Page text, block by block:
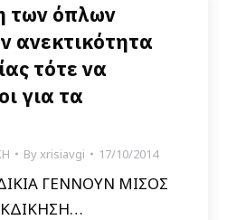
των όπλων
ανεκτικότητα
τότε να
για τα
Byxrisiavgi 17/10/2014
ΓΕΝΝΟΥΝ ΜΙΣΟΣ